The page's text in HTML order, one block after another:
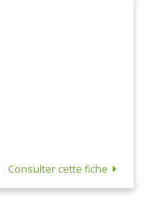
Consulter cette fiche